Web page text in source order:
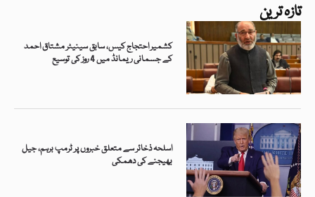
تازہ ترین
کشمیر احتجاج کیس، سابق سینیٹر مشتاق احمد
کے جسمانی ریمانڈ میں 4 روز کی توسیع
اسلحہ ذخائر سے متعلق خبروں پر ٹرمپ برہم، جیل
بھیجنے کی دھمکی